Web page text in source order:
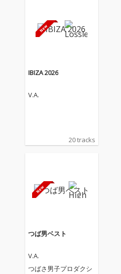
IBIZA 2026
V.A.
20 tracks
つば男ベスト
V.A.
つばさ男子プロダクシ